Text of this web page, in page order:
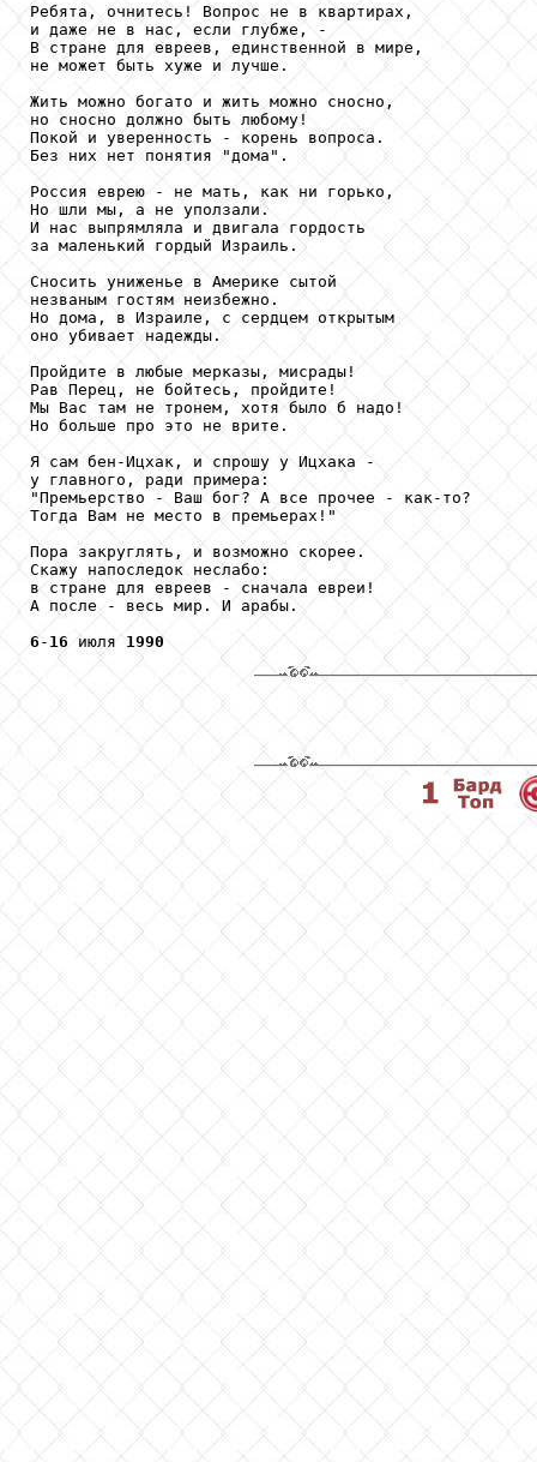
Ребята, очнитесь! Вопрос не в квартирах,
и даже не в нас, если глубже, -
В стране для евреев, единственной в мире,
не может быть хуже и лучше.
Жить можно богато и жить можно сносно,
но сносно должно быть любому!
Покой и уверенность - корень вопроса.
Без них нет понятия "дома".
Россия еврею - не мать, как ни горько,
Но шли мы, а не уползали.
И нас выпрямляла и двигала гордость
за маленький гордый Израиль.
Сносить униженье в Америке сытой
незваным гостям неизбежно.
Но дома, в Израиле, с сердцем открытым
оно убивает надежды.
Пройдите в любые мерказы, мисрады!
Рав Перец, не бойтесь, пройдите!
Мы Вас там не тронем, хотя было б надо!
Но больше про это не врите.
Я сам бен-Ицхак, и спрошу у Ицхака -
у главного, ради примера:
"Премьерство - Ваш бог? А все прочее - как-то?
Тогда Вам не место в премьерах!"
Пора закруглять, и возможно скорее.
Скажу напоследок неслабо:
в стране для евреев - сначала евреи!
А после - весь мир. И арабы.
6 - 16 июля 1990